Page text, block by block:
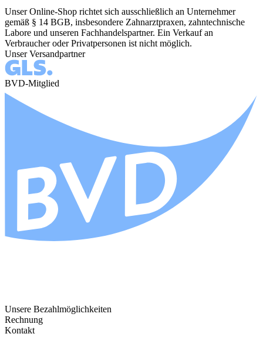
Unser Online-Shop richtet sich ausschließlich an Unternehmer
gemäß § 14 BGB, insbesondere Zahnarztpraxen, zahntechnische
Labore und unseren Fachhandelspartner. Ein Verkauf an
Verbraucher oder Privatpersonen ist nicht möglich.
Unser Versandpartner
BVD-Mitglied
Unsere Bezahlmöglichkeiten
Rechnung
Kontakt